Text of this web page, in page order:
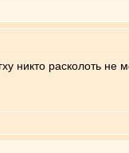
никто расколоть не